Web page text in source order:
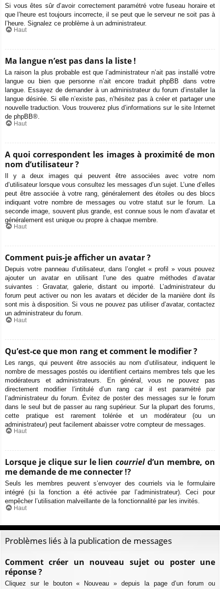
Si vous êtes sûr d’avoir correctement paramétré votre fuseau horaire et
que l’heure est toujours incorrecte, il se peut que le serveur ne soit pas à
l’heure. Signalez ce problème à un administrateur.
Haut
Ma langue n’est pas dans la liste !
La raison la plus probable est que l’administrateur n’ait pas installé votre
langue ou bien que personne n’ait encore traduit phpBB dans votre
langue. Essayez de demander à un administrateur du forum d’installer la
langue désirée. Si elle n’existe pas, n’hésitez pas à créer et partager une
nouvelle traduction. Vous trouverez plus d’informations sur le site Internet
de phpBB®.
Haut
A quoi correspondent les images à proximité de mon
nom d’utilisateur ?
Il y a deux images qui peuvent être associées avec votre nom
d’utilisateur lorsque vous consultez les messages d’un sujet. L’une d’elles
peut être associée à votre rang, généralement des étoiles ou des blocs
indiquant votre nombre de messages ou votre statut sur le forum. La
seconde image, souvent plus grande, est connue sous le nom d’avatar et
généralement est unique ou propre à chaque membre.
Haut
Comment puis-je afficher un avatar ?
Depuis votre panneau d’utilisateur, dans l’onglet « profil » vous pouvez
ajouter un avatar en utilisant l’une des quatre méthodes d’avatar
suivantes : Gravatar, galerie, distant ou importé. L’administrateur du
forum peut activer ou non les avatars et décider de la manière dont ils
sont mis à disposition. Si vous ne pouvez pas utiliser d’avatar, contactez
un administrateur du forum.
Haut
Qu’est-ce que mon rang et comment le modifier ?
Les rangs, qui peuvent être associés au nom d’utilisateur, indiquent le
nombre de messages postés ou identifient certains membres tels que les
modérateurs et administrateurs. En général, vous ne pouvez pas
directement modifier l’intitulé d’un rang car il est paramétré par
l’administrateur du forum. Évitez de poster des messages sur le forum
dans le seul but de passer au rang supérieur. Sur la plupart des forums,
cette pratique est rarement tolérée et un modérateur (ou un
administrateur) peut facilement abaisser votre compteur de messages.
Haut
Lorsque je clique sur le liencourrield’un membre, on
me demande de me connecter !?
Seuls les membres peuvent s’envoyer des courriels via le formulaire
intégré (si la fonction a été activée par l’administrateur). Ceci pour
empêcher l’utilisation malveillante de la fonctionnalité par les invités.
Haut
Problèmes liés à la publication de messages
Comment créer un nouveau sujet ou poster une
réponse ?
Cliquez sur le bouton « Nouveau » depuis la page d’un forum ou